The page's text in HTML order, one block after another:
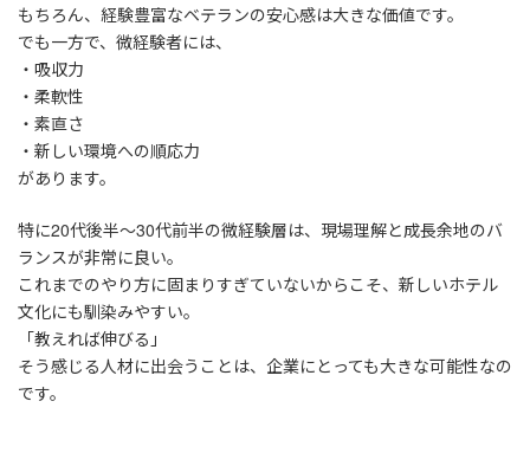
もちろん、経験豊富なベテランの安心感は大きな価値です。
でも一方で、微経験者には、
・吸収力
・柔軟性
・素直さ
・新しい環境への順応力
があります。
特に20代後半〜30代前半の微経験層は、現場理解と成長余地のバ
ランスが非常に良い。
これまでのやり方に固まりすぎていないからこそ、新しいホテル
文化にも馴染みやすい。
「教えれば伸びる」
そう感じる人材に出会うことは、企業にとっても大きな可能性なの
です。